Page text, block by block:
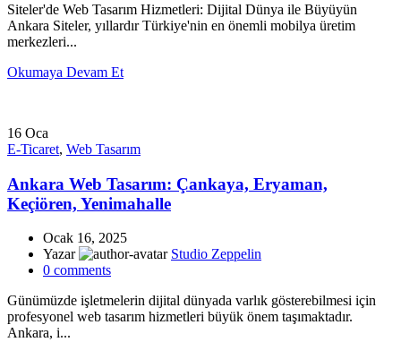
Siteler'de Web Tasarım Hizmetleri: Dijital Dünya ile Büyüyün
Ankara Siteler, yıllardır Türkiye'nin en önemli mobilya üretim
merkezleri...
Okumaya Devam Et
16 Oca
E-Ticaret, Web Tasarım
Ankara Web Tasarım: Çankaya, Eryaman,
Keçiören, Yenimahalle
Ocak 16, 2025
Yazar
Studio Zeppelin
0 comments
Günümüzde işletmelerin dijital dünyada varlık gösterebilmesi için
profesyonel web tasarım hizmetleri büyük önem taşımaktadır.
Ankara, i...